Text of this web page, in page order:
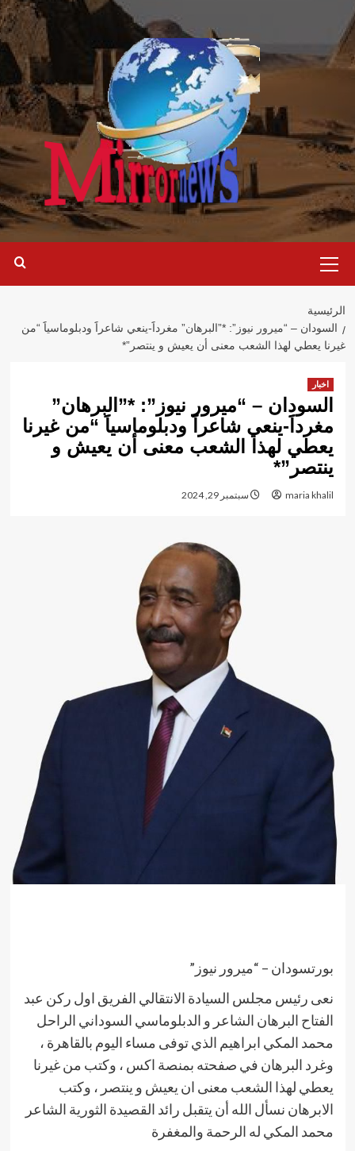
تخطي
إلى
المحتوى
الرئيسية
الرئيسية
السودان – “ميرور نيوز”: *”البرهان” مغرداََ-ينعي شاعراََ ودبلوماسياََ “من
غيرنا يعطي لهذا الشعب معنى أن يعيش و ينتصر”*
اخبار
السودان – “ميرور نيوز”: *”البرهان”
مغرداََ-ينعي شاعراََ ودبلوماسياََ “من غيرنا
يعطي لهذا الشعب معنى أن يعيش و
ينتصر”*
maria khalil سبتمبر 29, 2024
بورتسودان – “ميرور نيوز”
نعى رئيس مجلس السيادة الانتقالي الفريق اول ركن عبد
الفتاح البرهان الشاعر و الدبلوماسي السوداني الراحل
محمد المكي ابراهيم الذي توفى مساء اليوم بالقاهرة ،
وغرد البرهان في صفحته بمنصة اكس ، وكتب من غيرنا
يعطي لهذا الشعب معنى ان يعيش و ينتصر ، وكتب
الابرهان نسأل الله أن يتقبل رائد القصيدة الثورية الشاعر
محمد المكي له الرحمة والمغفرة